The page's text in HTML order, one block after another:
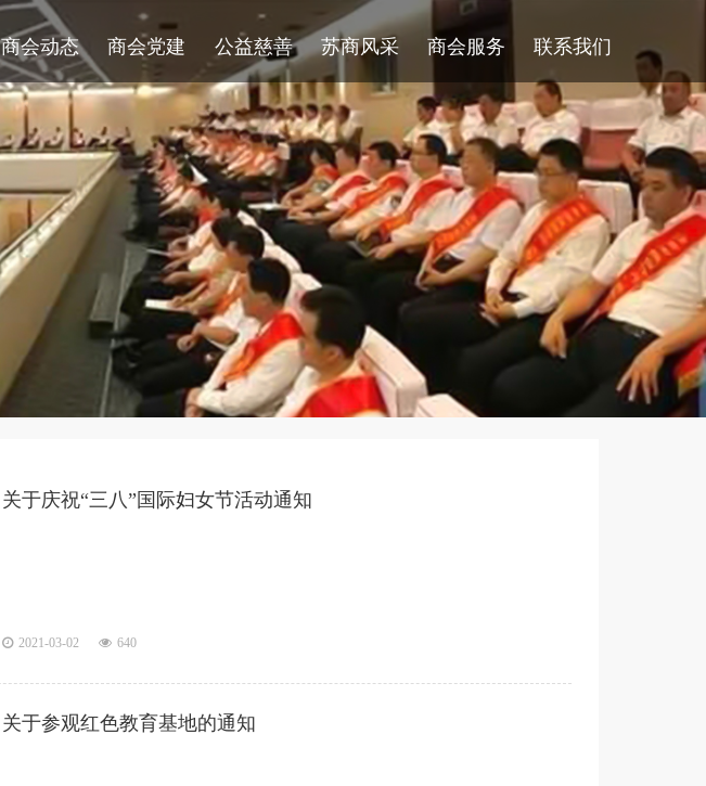
商会动态 商会党建 公益慈善 苏商风采 商会服务 联系我们
关于庆祝“三八”国际妇女节活动通知
2021-03-02 640
关于参观红色教育基地的通知